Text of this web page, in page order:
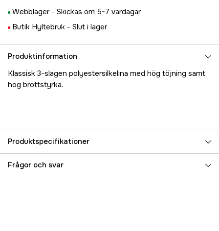
Webblager - Skickas om 5-7 vardagar
Butik Hyltebruk - Slut i lager
Produktinformation
Klassisk 3-slagen polyestersilkelina med hög töjning samt
hög brottstyrka.
Produktspecifikationer
Referensnummer 5000022280
Frågor och svar